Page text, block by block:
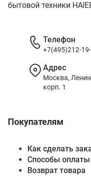
бытовой техники
Покупателям
Как сделать
Способы оплаты
Возврат товара
Телефон
+7(495)212-
Адрес
Москва,
корп. 1